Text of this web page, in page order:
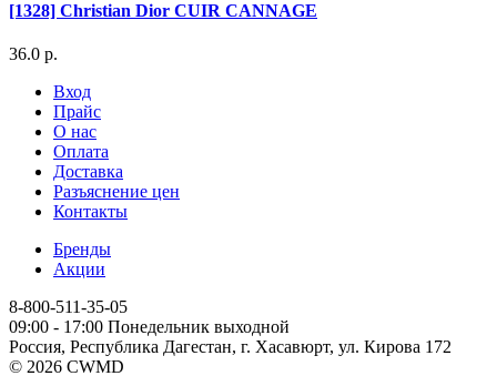
[1328] Christian Dior CUIR CANNAGE
36.0 р.
Вход
Прайс
О нас
Оплата
Доставка
Разъяснение цен
Контакты
Бренды
Акции
8-800-511-35-05
09:00 - 17:00 Понедельник выходной
Россия, Республика Дагестан, г. Хасавюрт, ул. Кирова 172
© 2026 CWMD